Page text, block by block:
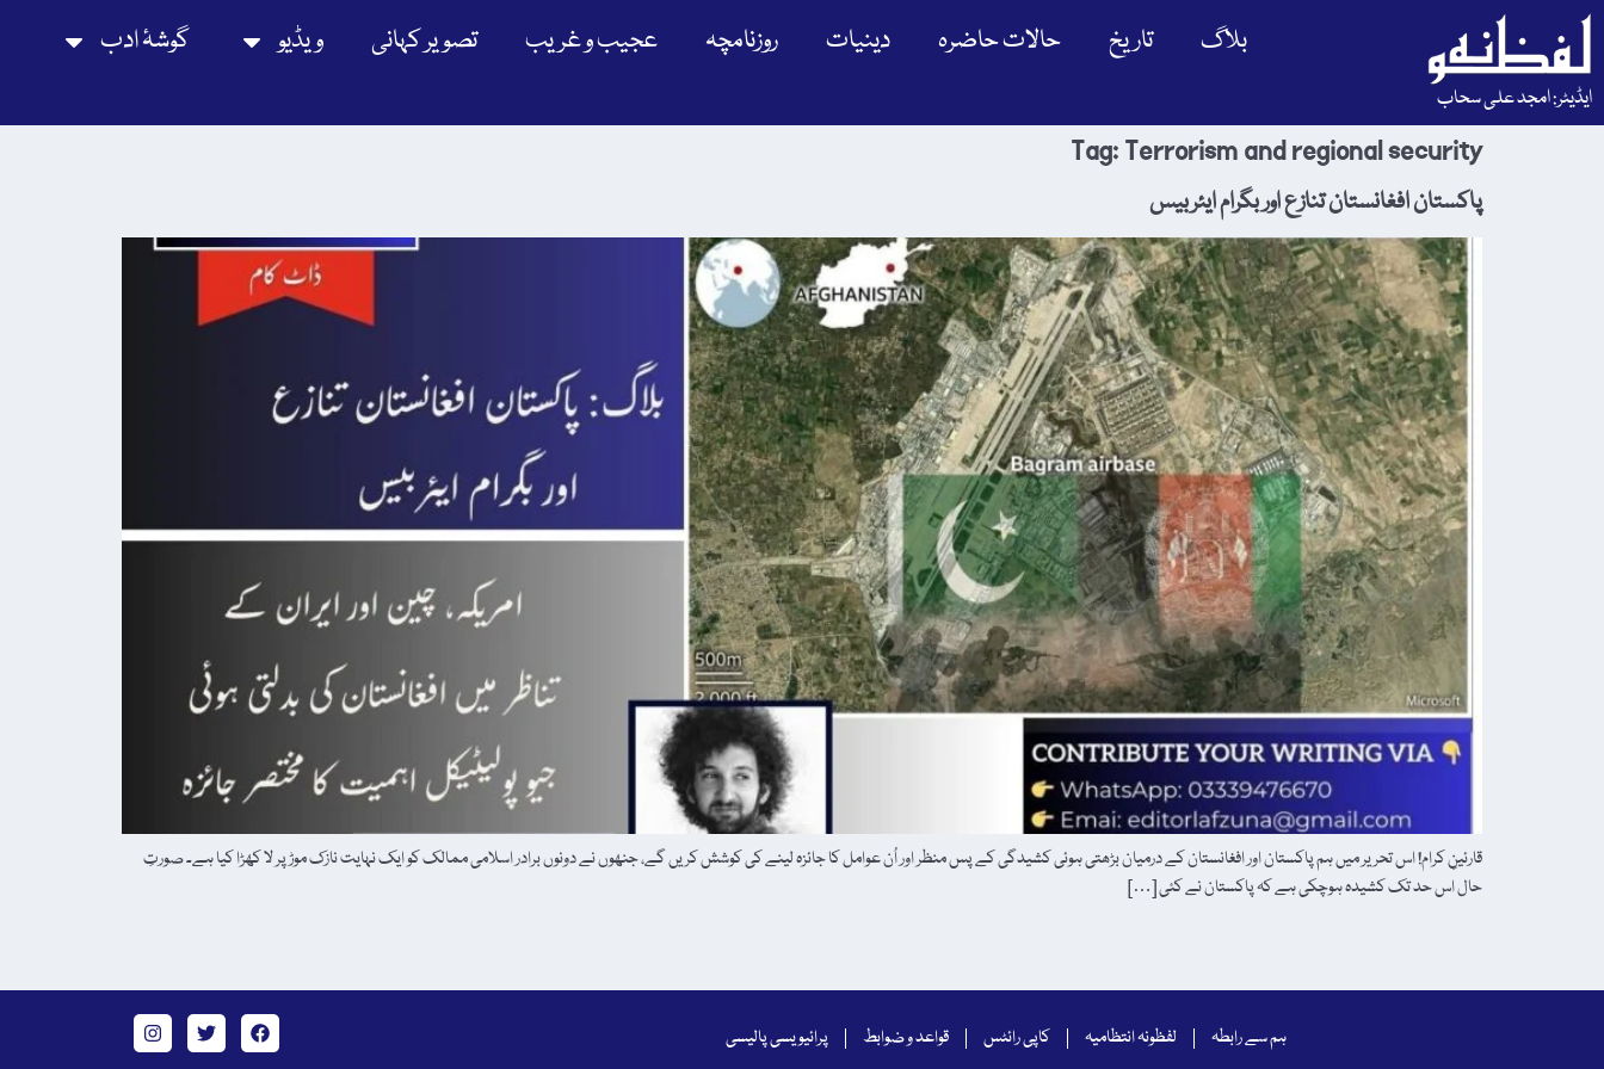
ایڈیٹر: امجد علی سحاب
بلاگ تاریخ حالات حاضرہ دینیات روزنامچہ عجیب و غریب تصویر کہانی ویڈیو گوشۂ ادب
Tag:Terrorism and regional security
پاکستان افغانستان تنازع اور بگرام ایئربیس
قارئینِ کرام! اس تحریر میں ہم پاکستان اور افغانستان کے درمیان بڑھتی ہوئی کشیدگی کے پس منظر اور اُن عوامل کا جائزہ لینے کی کوشش کریں گے، جنھوں نے دونوں برادر اسلامی ممالک کو ایک نہایت نازک موڑ پر لا کھڑا کیا ہے۔ صورتِ
حال اس حد تک کشیدہ ہوچکی ہے کہ پاکستان نے کئی […]
ہم سے رابطہ لفظونہ انتظامیہ کاپی رائٹس قواعد و ضوابط پرائیویسی پالیسی